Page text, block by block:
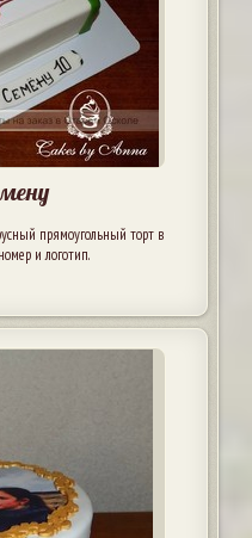
прямоугольный торт в
и логотип.